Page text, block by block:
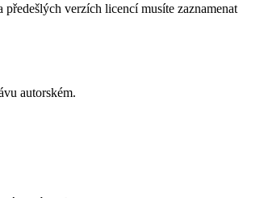
verzích licencí musíte zaznamenat
autorském.